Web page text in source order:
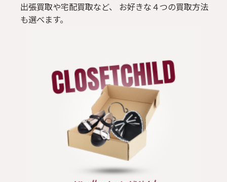
出張買取や宅配買取など、 お好きな４つの買取方法
も選べます。